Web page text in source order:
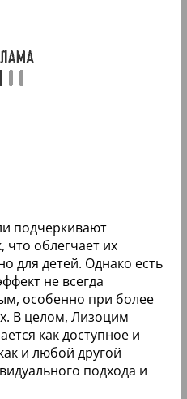
подчеркивают
что облегчает их
для детей. Однако есть
не всегда
особенно при более
В целом, Лизоцим
как доступное и
и любой другой
подхода и